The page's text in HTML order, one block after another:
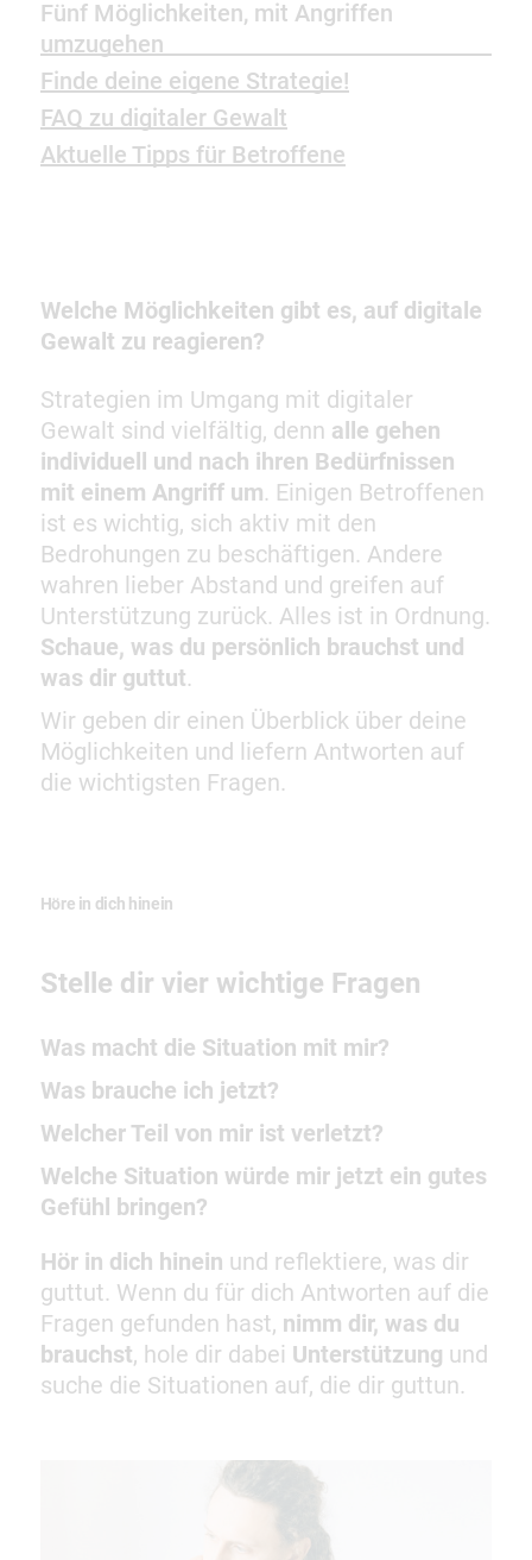
Fünf Möglichkeiten, mit Angriffen
umzugehen
Finde deine eigene Strategie!
FAQ zu digitaler Gewalt
Aktuelle Tipps für Betroffene
Welche Möglichkeiten gibt es, auf digitale
Gewalt zu reagieren?
Strategien im Umgang mit digitaler
Gewalt sind vielfältig, denn alle gehen
individuell und nach ihren Bedürfnissen
mit einem Angriff um. Einigen Betroffenen
ist es wichtig, sich aktiv mit den
Bedrohungen zu beschäftigen. Andere
wahren lieber Abstand und greifen auf
Unterstützung zurück. Alles ist in Ordnung.
Schaue, was du persönlich brauchst und
was dir guttut.
Wir geben dir einen Überblick über deine
Möglichkeiten und liefern Antworten auf
die wichtigsten Fragen.
Höre in dich hinein
Stelle dir vier wichtige Fragen
Was macht die Situation mit mir?
Was brauche ich jetzt?
Welcher Teil von mir ist verletzt?
Welche Situation würde mir jetzt ein gutes
Gefühl bringen?
Hör in dich hinein und reflektiere, was dir
guttut. Wenn du für dich Antworten auf die
Fragen gefunden hast, nimm dir, was du
brauchst, hole dir dabei Unterstützung und
suche die Situationen auf, die dir guttun.